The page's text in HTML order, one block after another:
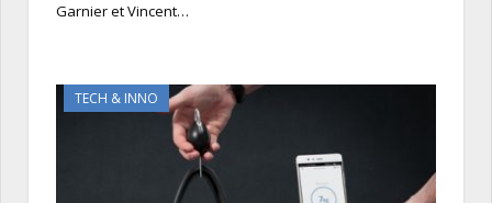
Garnier et Vincent…
TECH & INNO